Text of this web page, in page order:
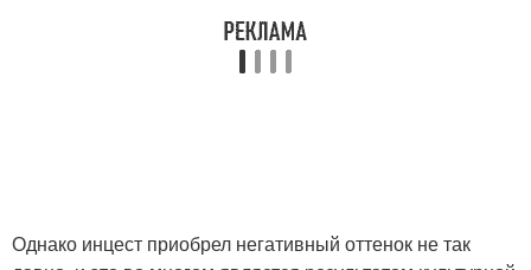
Однако инцест приобрел негативный оттенок не так